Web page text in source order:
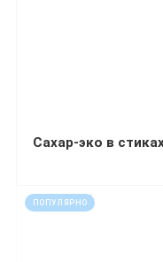
ПОПУЛЯРНО
код: 927086